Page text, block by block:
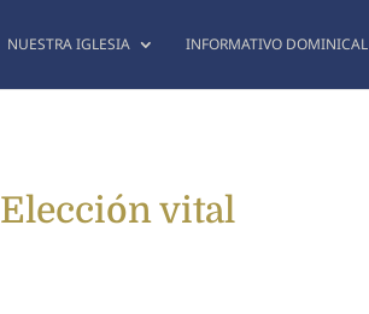
NUESTRA IGLESIA INFORMATIVO DOMINICAL
Elección vital